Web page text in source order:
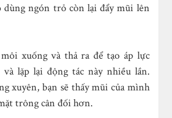
dùng ngón trỏ còn lại đẩy mũi lên
xuống và thả ra để tạo áp lực
lặp lại động tác này nhiều lần.
xuyên, bạn sẽ thấy mũi của mình
trông cân đối hơn.